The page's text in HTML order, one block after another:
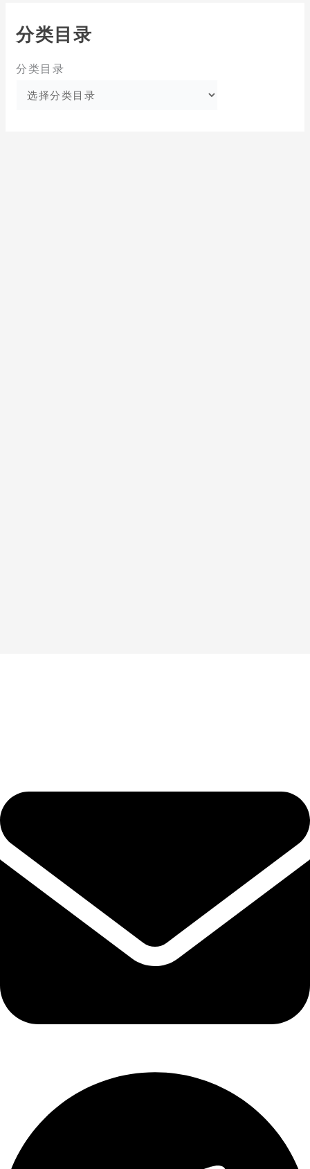
分类目录
分类目录